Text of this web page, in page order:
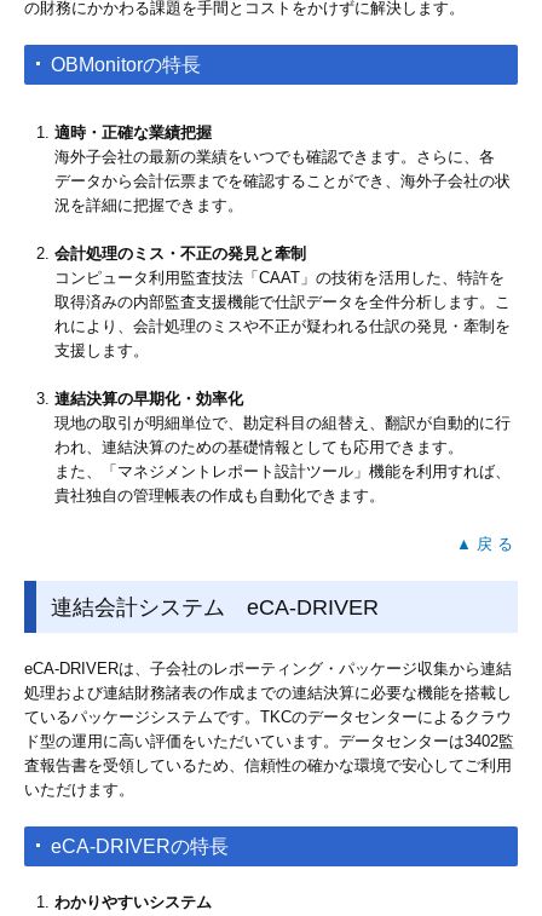
の財務にかかわる課題を手間とコストをかけずに解決します。
OBMonitorの特長
適時・正確な業績把握
海外子会社の最新の業績をいつでも確認できます。さらに、各
データから会計伝票までを確認することができ、海外子会社の状
況を詳細に把握できます。
会計処理のミス・不正の発見と牽制
コンピュータ利用監査技法「CAAT」の技術を活用した、特許を
取得済みの内部監査支援機能で仕訳データを全件分析します。こ
れにより、会計処理のミスや不正が疑われる仕訳の発見・牽制を
支援します。
連結決算の早期化・効率化
現地の取引が明細単位で、勘定科目の組替え、翻訳が自動的に行
われ、連結決算のための基礎情報としても応用できます。
また、「マネジメントレポート設計ツール」機能を利用すれば、
貴社独自の管理帳表の作成も自動化できます。
▲ 戻 る
連結会計システム eCA-DRIVER
eCA-DRIVERは、子会社のレポーティング・パッケージ収集から連結
処理および連結財務諸表の作成までの連結決算に必要な機能を搭載し
ているパッケージシステムです。 TKCのデータセンターによるクラウ
ド型の運用に高い評価をいただいています。データセンターは3402監
査報告書を受領しているため、信頼性の確かな環境で安心してご利用
いただけます。
eCA-DRIVERの特長
わかりやすいシステム